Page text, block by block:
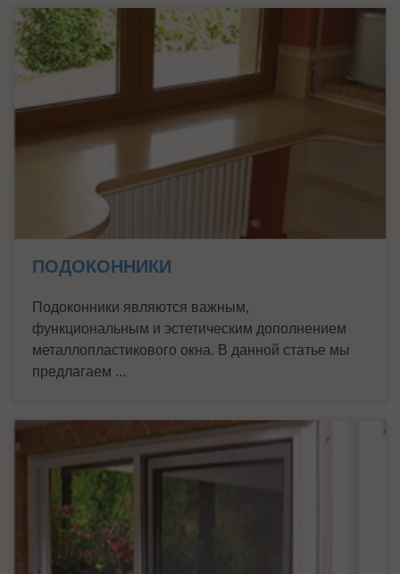
ПОДОКОННИКИ
Подоконники являются важным,
функциональным и эстетическим дополнением
металлопластикового окна. В данной статье мы
предлагаем ...